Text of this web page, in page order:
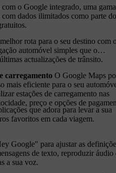
com o Google integrado, uma
dados ilimitados como parte
automóvel simples que o
actualizações de trânsito.
carregamento
mais eficiente para o seu
estações de carregamento nas
preço e opções de
favoritos em cada viagem.
de texto, reproduzir áudio
a sua voz.